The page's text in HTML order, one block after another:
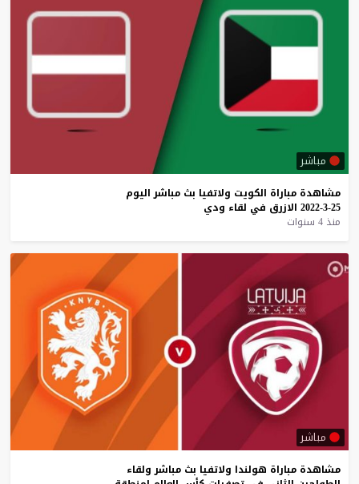
مباشر
مشاهدة مباراة الكويت ولاتفيا بث مباشر اليوم
25-3-2022
الازرق في لقاء ودي
منذ 4 سنوات
مباشر
مشاهدة مباراة هولندا ولاتفيا بث مباشر ولقاء